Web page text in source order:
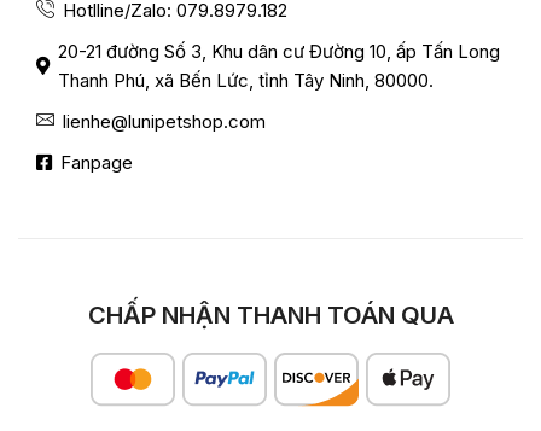
Hotlline/Zalo: 079.8979.182
20-21 đường Số 3, Khu dân cư Đường 10, ấp Tấn Long
Thanh Phú, xã Bến Lức, tỉnh Tây Ninh, 80000.
lienhe@lunipetshop.com
Fanpage
CHẤP NHẬN THANH TOÁN QUA